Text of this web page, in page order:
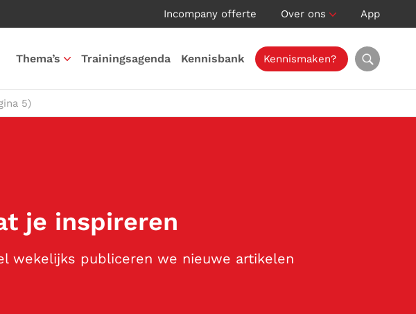
Incompany offerte Over ons App
Thema’s Trainingsagenda Kennisbank Kennismaken?
5)
je inspireren
wekelijks publiceren we nieuwe artikelen